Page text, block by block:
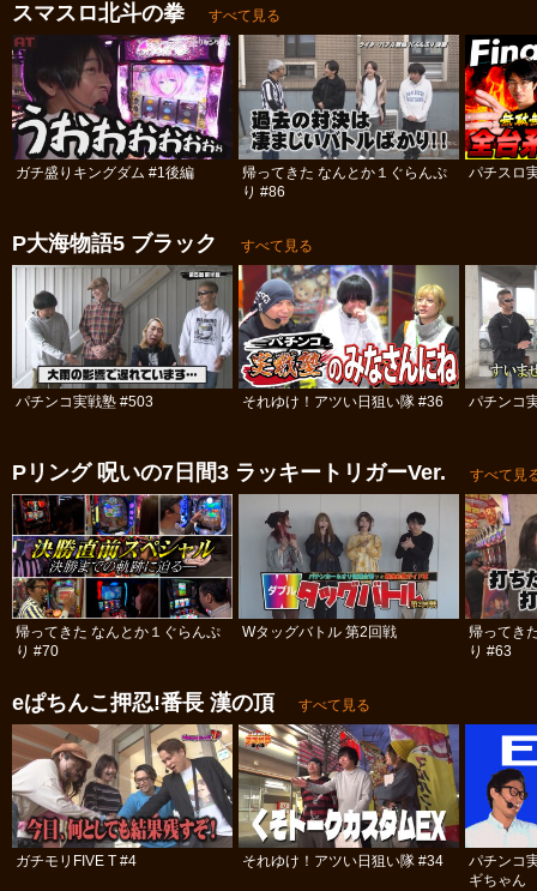
スマスロ北斗の拳 すべて見る
ガチ盛りキングダム #1後編
帰ってきた なんとか１ぐらんぷ
り #86
パチスロ
P大海物語5 ブラック すべて見る
パチンコ実戦塾 #503 それゆけ！アツい日狙い隊 #36 パチンコ
Pリング 呪いの7日間3 ラッキートリガーVer. すべて見
帰ってきた なんとか１ぐらんぷ
り #70
Wタッグバトル 第2回戦
帰ってき
り #63
eぱちんこ押忍!番長 漢の頂 すべて見る
ガチモリFIVE T #4 それゆけ！アツい日狙い隊 #34
パチンコ
ギちゃん